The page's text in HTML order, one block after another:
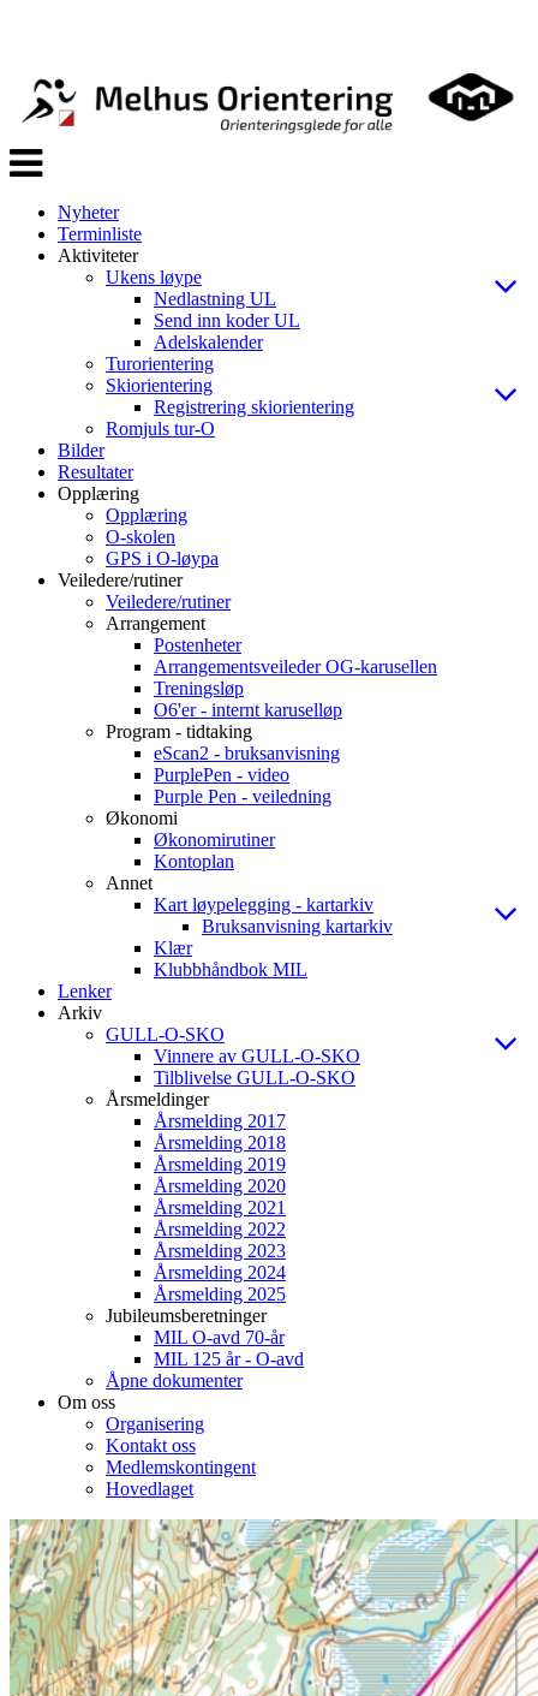
Veksle
navigasjon
Nyheter
Terminliste
Aktiviteter
Ukens løype
Nedlastning UL
Send inn koder UL
Adelskalender
Turorientering
Skiorientering
Registrering skiorientering
Romjuls tur-O
Bilder
Resultater
Opplæring
Opplæring
O-skolen
GPS i O-løypa
Veiledere/rutiner
Veiledere/rutiner
Arrangement
Postenheter
Arrangementsveileder OG-karusellen
Treningsløp
O6'er - internt karuselløp
Program - tidtaking
eScan2 - bruksanvisning
PurplePen - video
Purple Pen - veiledning
Økonomi
Økonomirutiner
Kontoplan
Annet
Kart løypelegging - kartarkiv
Bruksanvisning kartarkiv
Klær
Klubbhåndbok MIL
Lenker
Arkiv
GULL-O-SKO
Vinnere av GULL-O-SKO
Tilblivelse GULL-O-SKO
Årsmeldinger
Årsmelding 2017
Årsmelding 2018
Årsmelding 2019
Årsmelding 2020
Årsmelding 2021
Årsmelding 2022
Årsmelding 2023
Årsmelding 2024
Årsmelding 2025
Jubileumsberetninger
MIL O-avd 70-år
MIL 125 år - O-avd
Åpne dokumenter
Om oss
Organisering
Kontakt oss
Medlemskontingent
Hovedlaget